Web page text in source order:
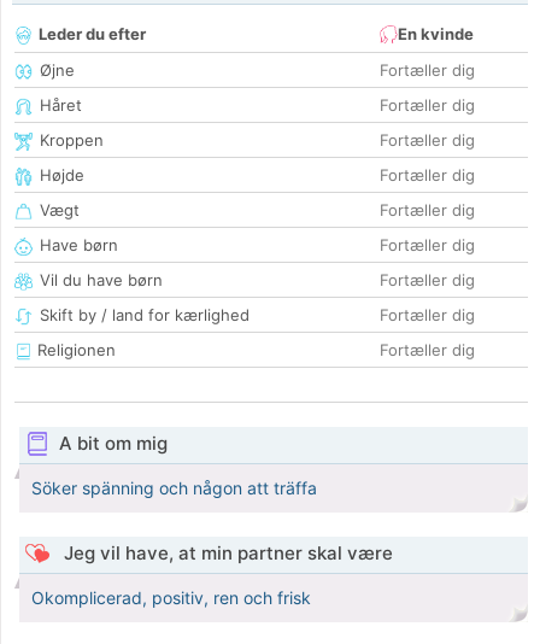
Leder du efter
En kvinde
Øjne
Fortæller dig
Håret
Fortæller dig
Kroppen
Fortæller dig
Højde
Fortæller dig
Vægt
Fortæller dig
Have børn
Fortæller dig
Vil du have børn
Fortæller dig
Skift by / land for kærlighed
Fortæller dig
Religionen
Fortæller dig
A bit om mig
Söker spänning och någon att träffa
Jeg vil have, at min partner skal være
Okomplicerad, positiv, ren och frisk